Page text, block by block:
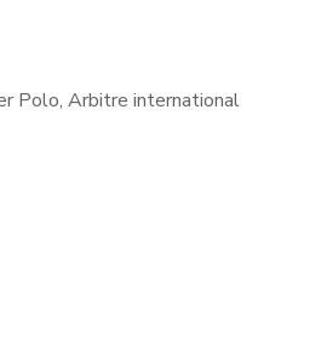
Polo, Arbitre international